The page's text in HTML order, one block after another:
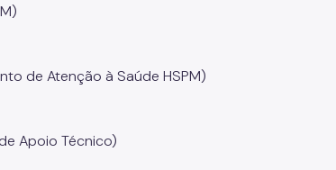
de Atenção à Saúde HSPM)
Apoio Técnico)